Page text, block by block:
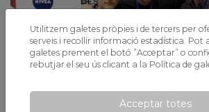
Utilitzem galetes pròpies i de tercers per
serveis i recollir informació estadística. Pot
galetes prement el botó ”Acceptar” o
rebutjar el seu ús clicant a la Política de
Acceptar totes